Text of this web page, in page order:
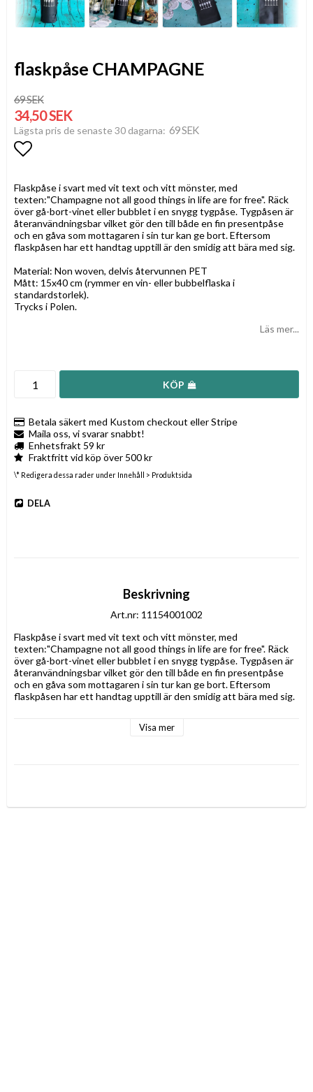
flaskpåse CHAMPAGNE
69 SEK
34,50 SEK
Lägsta pris de senaste 30 dagarna 69 SEK
Flaskpåse i svart med vit text och vitt mönster, med
texten:"Champagne not all good things in life are for free". Räck
över gå-bort-vinet eller bubblet i en snygg tygpåse. Tygpåsen är
återanvändningsbar vilket gör den till både en fin presentpåse
och en gåva som mottagaren i sin tur kan ge bort. Eftersom
flaskpåsen har ett handtag upptill är den smidig att bära med sig.
Material: Non woven, delvis återvunnen PET
Mått: 15x40 cm (rymmer en vin- eller bubbelflaska i
standardstorlek).
Trycks i Polen.
Läs mer...
KÖP
Betala säkert med Kustom checkout eller Stripe
Maila oss, vi svarar snabbt!
Enhetsfrakt 59 kr
Fraktfritt vid köp över 500 kr
\* Redigera dessa rader under Innehåll > Produktsida
DELA
Beskrivning
Art.nr: 11154001002
Flaskpåse i svart med vit text och vitt mönster, med
texten:"Champagne not all good things in life are for free". Räck
över gå-bort-vinet eller bubblet i en snygg tygpåse. Tygpåsen är
återanvändningsbar vilket gör den till både en fin presentpåse
och en gåva som mottagaren i sin tur kan ge bort. Eftersom
flaskpåsen har ett handtag upptill är den smidig att bära med sig.
Mått: 15x40 cm (rymmer en vin- eller bubbelflaska i
Visa mer